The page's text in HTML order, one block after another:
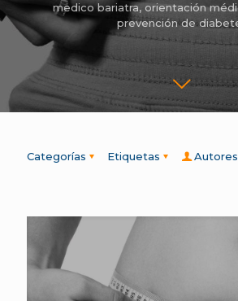
medico bariatra, orientación
prevención de
Categorías Etiquetas
Autores